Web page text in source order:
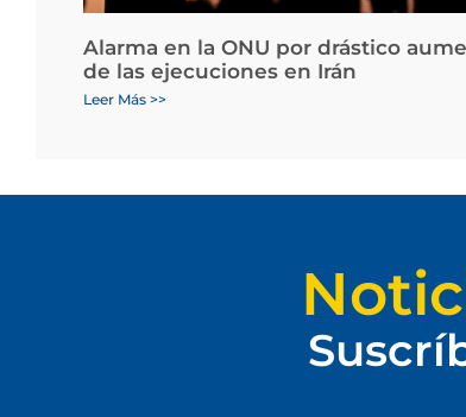
Alarma en la ONU por drástico
de las ejecuciones en Irán
Leer Más >>